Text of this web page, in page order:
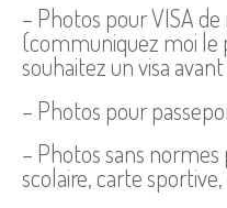
– Photos pour VISA
(communiquez moi le
souhaitez un visa
– Photos pour
– Photos sans
scolaire, carte